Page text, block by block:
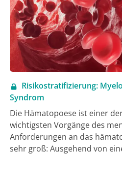
Risikostratifizierung:
Syndrom
Die Hämatopoese ist einer
wichtigsten Vorgänge des
Anforderungen an das
sehr groß: Ausgehend von
notwendige Menge an